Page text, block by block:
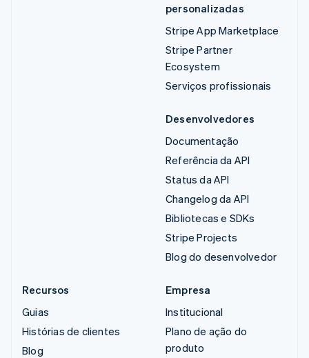
personalizadas
Stripe App Marketplace
Stripe Partner
Ecosystem
Serviços profissionais
Desenvolvedores
Documentação
Referência da API
Status da API
Changelog da API
Bibliotecas e SDKs
Stripe Projects
Blog do desenvolvedor
Recursos
Guias
Histórias de clientes
Blog
Empresa
Institucional
Plano de ação do
produto